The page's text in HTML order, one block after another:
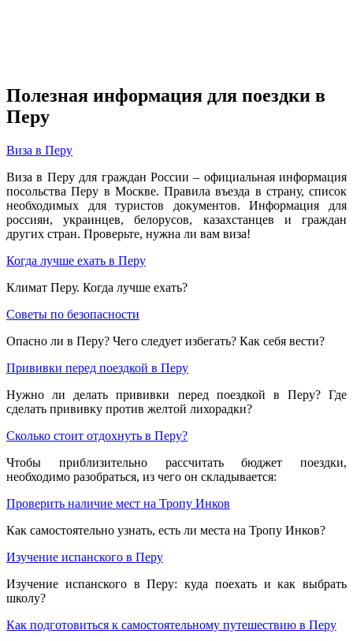
Полезная информация для поездки в
Перу
Виза в Перу
Виза в Перу для граждан России – официальная информация
посольства Перу в Москве. Правила въезда в страну, список
необходимых для туристов документов.Информация для
россиян, украинцев, белорусов, казахстанцев и граждан
других стран. Проверьте, нужна ли вам виза!
Когда лучше ехать в Перу
Климат Перу. Когда лучше ехать?
Советы по безопасности
Опасно ли в Перу? Чего следует избегать? Как себя вести?
Прививки перед поездкой в Перу
Нужно ли делать прививки перед поездкой в Перу? Где
сделать прививку против желтой лихорадки?
Сколько стоит отдохнуть в Перу?
Чтобы приблизительно рассчитать бюджет поездки,
необходимо разобраться, из чего он складывается:
Проверить наличие мест на Тропу Инков
Как самостоятельно узнать, есть ли места на Тропу Инков?
Изучение испанского в Перу
Изучение испанского в Перу: куда поехать и как выбрать
школу?
Как подготовиться к самостоятельному путешествию в Перу